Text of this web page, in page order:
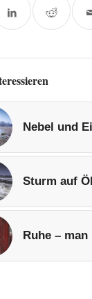
Nebel und
Sturm auf
Ruhe –